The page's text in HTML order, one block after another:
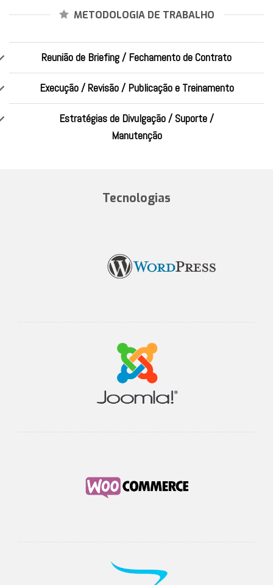
METODOLOGIA DE TRABALHO
Reunião de Briefing / Fechamento de Contrato
Execução / Revisão / Publicação e Treinamento
Estratégias de Divulgação / Suporte /
Manutenção
Tecnologias